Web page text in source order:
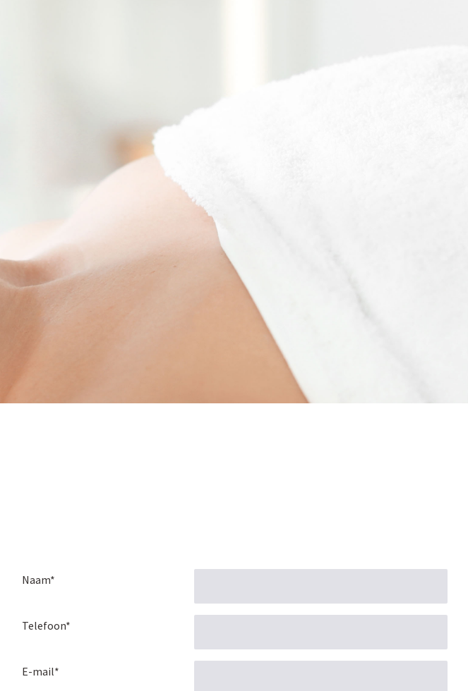
Naam*
Telefoon*
E-mail*